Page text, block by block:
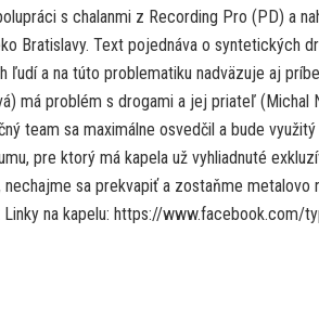
s chalanmi z Recording Pro (PD) a
Bratislavy. Text pojednáva o syntetických
ľudí a na túto problematiku nadväzuje aj
má problém s drogami a jej priateľ (Michal
team sa maximálne osvedčil a bude
pre ktorý má kapela už vyhliadnuté
sa prekvapiť a zostaňme metalovo
Linky na kapelu: https://www.facebook.com/